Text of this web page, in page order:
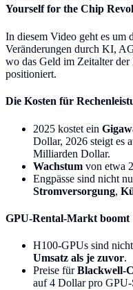
Yourself for the Chip
In diesem Video geht es um
Veränderungen durch KI,
wo das Geld im Zeitalter
positioniert.
Die Kosten für
2025 kostet ein
Dollar, 2026 steigt es
Milliarden Dollar.
Wachstum von etwa
Engpässe sind nicht
Stromversorgung,
GPU-Rental-Markt boomt
H100-GPUs sind
Umsatz als je zuvor.
Preise fürBlackwell-
auf 4 Dollar pro GPU-